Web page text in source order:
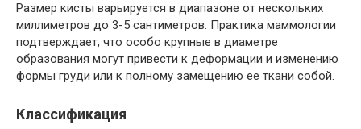
Размер кисты варьируется в диапазоне от нескольких
миллиметров до 3-5 сантиметров. Практика маммологии
подтверждает, что особо крупные в диаметре
образования могут привести к деформации и изменению
формы груди или к полному замещению ее ткани собой.
Классификация